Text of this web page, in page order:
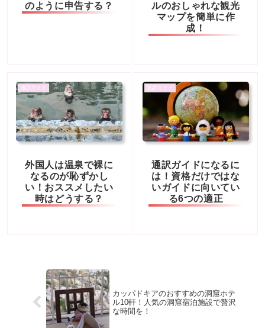
のように申告する？
ルのおしゃれな観光
マップを簡単に作
成！
通訳ガイド
外国人は温泉で裸に
なるのが恥ずかし
い！おススメしたい
時はどうする？
通訳ガイド
通訳ガイドになるに
は！資格だけではな
いガイドに向いてい
る6つの適正
カッパドキアのおすすめの洞窟ホテ
ル10軒！人気の洞窟宿泊施設で贅沢
な時間を！